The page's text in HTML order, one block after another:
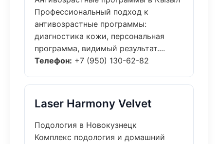
Профессиональный подход к
антивозрастные программы:
диагностика кожи, персональная
программа, видимый результат....
Телефон: +7 (950) 130-62-82
Laser Harmony Velvet
Подология в Новокузнецк
Комплекс подология и домашний